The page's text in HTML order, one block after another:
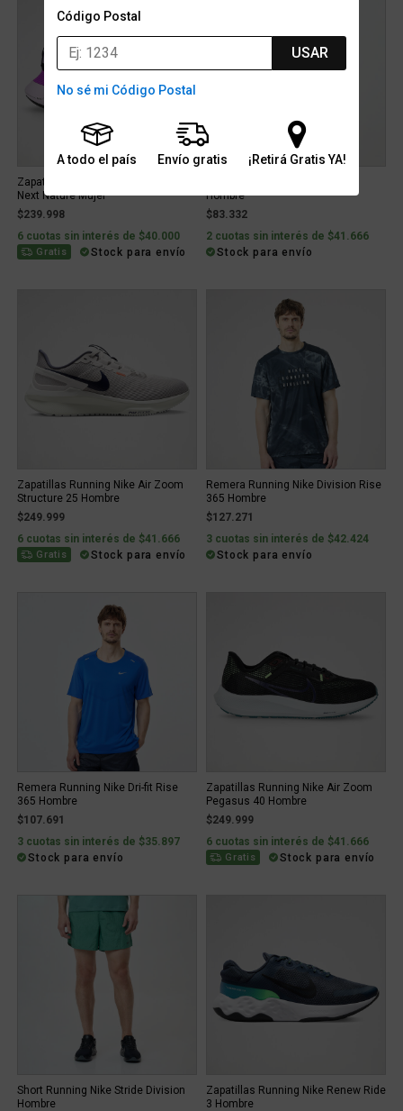
Código Postal
USAR
No sé mi Código Postal
A todo el país Envío gratis ¡Retirá Gratis YA!
Zapatillas Running Nike Free RN FK
Next Nature Mujer
$239.998
6 cuotas sin interés de $40.000
Gratis Stock para envío
Hombre
$83.332
2 cuotas sin interés de $41.666
Stock para envío
Zapatillas Running Nike Air Zoom
Structure 25 Hombre
$249.999
6 cuotas sin interés de $41.666
Gratis Stock para envío
Remera Running Nike Division Rise
365 Hombre
$127.271
3 cuotas sin interés de $42.424
Stock para envío
Remera Running Nike Dri-fit Rise
365 Hombre
$107.691
3 cuotas sin interés de $35.897
Stock para envío
Zapatillas Running Nike Air Zoom
Pegasus 40 Hombre
$249.999
6 cuotas sin interés de $41.666
Gratis Stock para envío
Short Running Nike Stride Division
Hombre
Zapatillas Running Nike Renew Ride
3 Hombre